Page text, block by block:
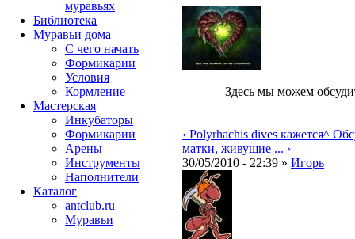
Здесь мы можем
‹ Polyrhachis dives кажется^
матки, живущие ... ›
30/05/2010 - 22:39 » Игорь
муравьях
Библиотека
Муравьи дома
С чего начать
Формикарии
Условия
Кормление
Мастерская
Инкубаторы
Формикарии
Арены
Инструменты
Наполнители
Каталог
antclub.ru
Муравьи